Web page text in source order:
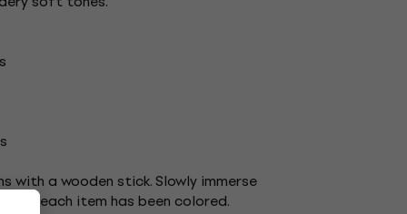
a wooden stick. Slowly immerse
each item has been colored.